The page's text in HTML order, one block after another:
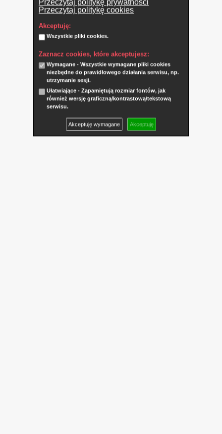
Przeczytaj politykę prywatności
Przeczytaj politykę cookies
Akceptuję:
Wszystkie pliki cookies.
Zaznacz cookies, które akceptujesz:
Wymagane - Wszystkie wymagane pliki cookies
niezbędne do prawidłowego działania serwisu, np.
utrzymanie sesji.
Ułatwiające - Zapamiętują rozmiar fontów, jak
również wersję graficzną/kontrastową/tekstową
serwisu.
Akceptuję wymagane Akceptuję